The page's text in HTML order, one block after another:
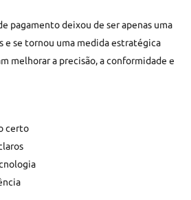
pagamento deixou de ser apenas uma
e se tornou uma medida estratégica
melhorar a precisão, a conformidade e
certo